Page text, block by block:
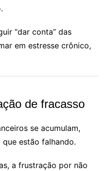
“dar conta” das
em estresse crônico,
de fracasso
se acumulam,
estão falhando.
a frustração por não